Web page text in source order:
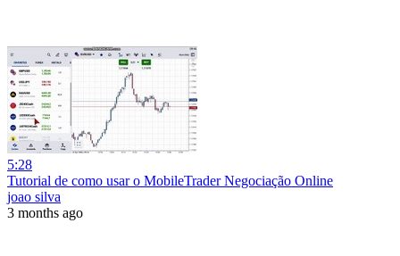
5:28
Tutorial de como usar o MobileTrader Negociação Online
joao silva
3 months ago